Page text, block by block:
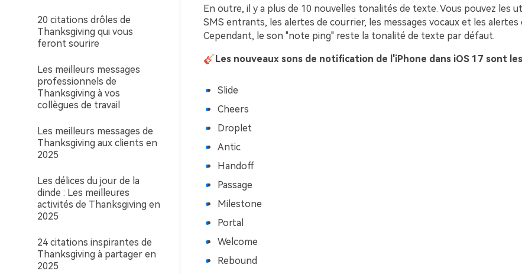
20 citations drôles de
Thanksgiving qui vous
feront sourire
Les meilleurs messages
professionnels de
Thanksgiving à vos
collègues de travail
Les meilleurs messages de
Thanksgiving aux clients en
2025
Les délices du jour de la
dinde : Les meilleures
activités de Thanksgiving en
2025
24 citations inspirantes de
Thanksgiving à partager en
2025
En outre, il y a plus de 10 nouvelles tonalités de texte. Vous pouvez les
SMS entrants, les alertes de courrier, les messages vocaux et les alertes
Cependant, le son "note ping" reste la tonalité de texte par défaut.
🎸Les nouveaux sons de notification de l'iPhone dans iOS 17 sont
Slide
Cheers
Droplet
Antic
Handoff
Passage
Milestone
Portal
Welcome
Rebound